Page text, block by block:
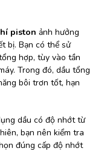
piston ảnh hưởng
bị. Bạn có thể sử
hợp, tùy vào tần
Trong đó, dầu tổng
bôi trơn tốt, hạn
dầu có độ nhớt từ
bạn nên kiểm tra
đúng cấp độ nhớt